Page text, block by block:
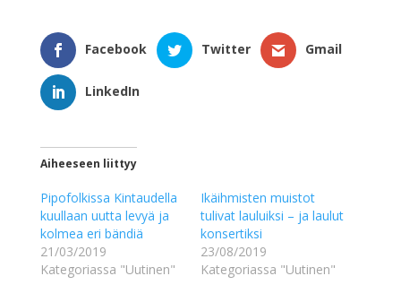
Facebook Twitter Gmail
LinkedIn
Aiheeseen liittyy
Pipofolkissa Kintaudella
kuullaan uutta levyä ja
kolmea eri bändiä
21/03/2019
Kategoriassa "Uutinen"
Ikäihmisten muistot
tulivat lauluiksi – ja laulut
konsertiksi
23/08/2019
Kategoriassa "Uutinen"